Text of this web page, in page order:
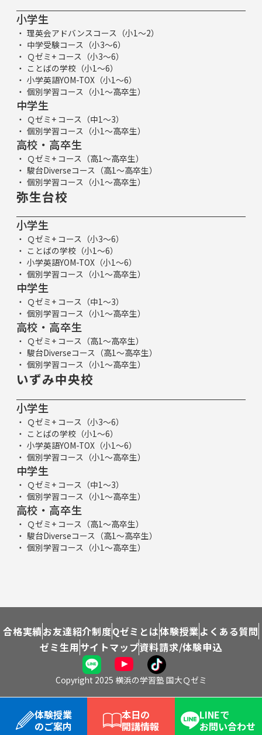
小学生
理英会アドバンスコース（小1～2）
中学受験コース（小3～6）
Ｑゼミ+ コース（小3～6）
ことばの学校（小1～6）
小学英語YOM-TOX（小1～6）
個別学習コース（小1～高卒生）
中学生
Ｑゼミ+ コース（中1～3）
個別学習コース（小1～高卒生）
高校・高卒生
Ｑゼミ+ コース（高1～高卒生）
駿台Diverseコース（高1～高卒生）
個別学習コース（小1～高卒生）
弥生台校
小学生
Ｑゼミ+ コース（小3～6）
ことばの学校（小1～6）
小学英語YOM-TOX（小1～6）
個別学習コース（小1～高卒生）
中学生
Ｑゼミ+ コース（中1～3）
個別学習コース（小1～高卒生）
高校・高卒生
Ｑゼミ+ コース（高1～高卒生）
駿台Diverseコース（高1～高卒生）
個別学習コース（小1～高卒生）
いずみ中央校
小学生
Ｑゼミ+ コース（小3～6）
ことばの学校（小1～6）
小学英語YOM-TOX（小1～6）
個別学習コース（小1～高卒生）
中学生
Ｑゼミ+ コース（中1～3）
個別学習コース（小1～高卒生）
高校・高卒生
Ｑゼミ+ コース（高1～高卒生）
駿台Diverseコース（高1～高卒生）
個別学習コース（小1～高卒生）
合格実績お友達紹介制度Qゼミとは体験授業よくある質問
ゼミ生用サイトマップ資料請求/体験申込
Copyright 2025 横浜の学習塾 国大Ｑゼミ
体験授業
のご案内
本日の
開講情報
LINEで
お問い合わせ